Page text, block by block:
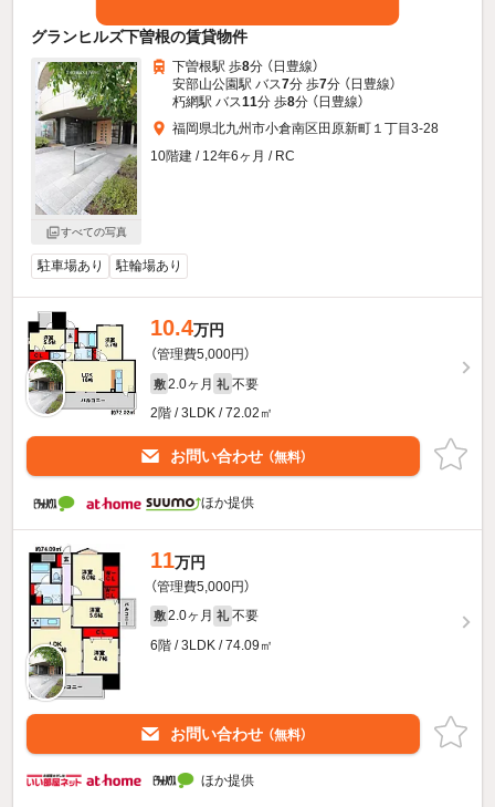
グランヒルズ下曽根の賃貸物件
すべての写真
下曽根駅 歩8分 （日豊線）
安部山公園駅 バス7分 歩7分 （日豊線）
朽網駅 バス11分 歩8分 （日豊線）
福岡県北九州市小倉南区田原新町１丁目3-28
10階建 / 12年6ヶ月 / RC
駐車場あり 駐輪場あり
10.4万円
（管理費5,000円）
敷 2.0ヶ月 礼 不要
2階 / 3LDK / 72.02㎡
お問い合わせ （無料）
ほか提供
11万円
（管理費5,000円）
敷 2.0ヶ月 礼 不要
6階 / 3LDK / 74.09㎡
お問い合わせ （無料）
ほか提供